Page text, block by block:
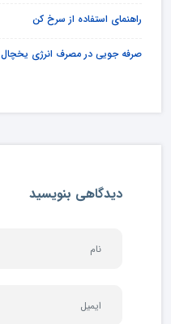
راهنمای استفاده از سرخ کن
صرفه جویی در مصرف انرژی یخچال
دیدگاهی بنویسید